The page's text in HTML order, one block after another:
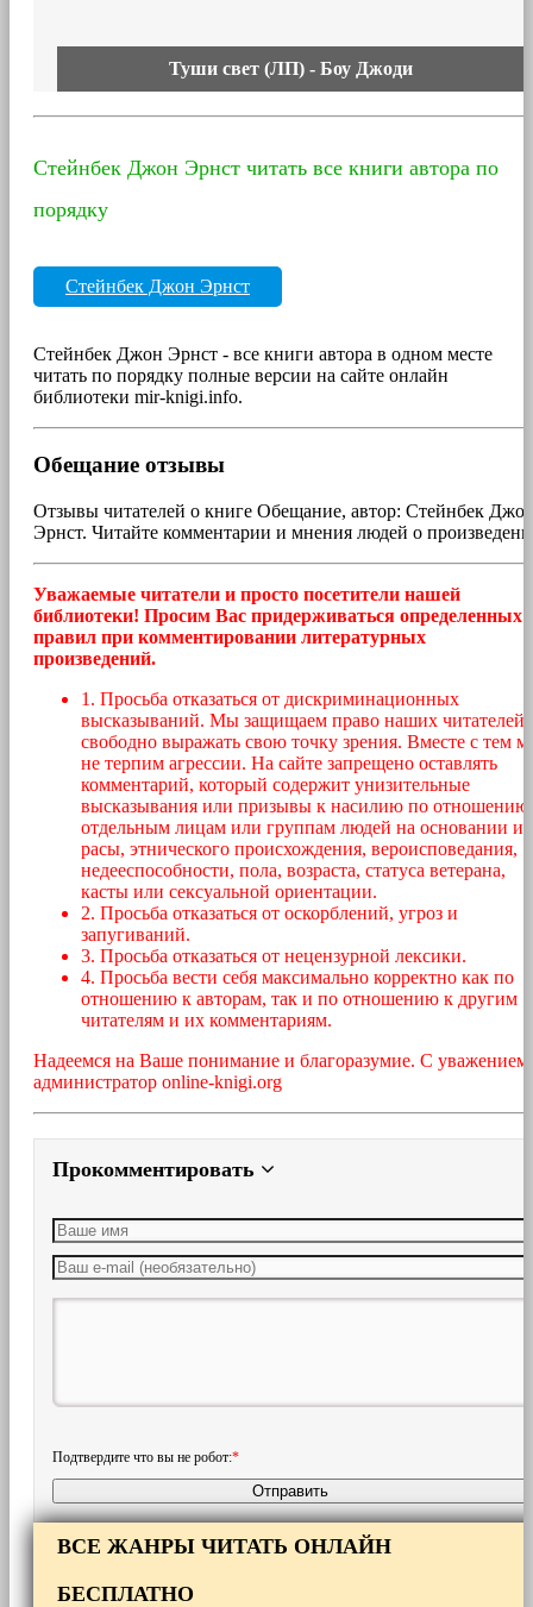
Туши свет (ЛП) - Боу Джоди
Стейнбек Джон Эрнст читать все книги автора по
порядку
Стейнбек Джон Эрнст
Стейнбек Джон Эрнст - все книги автора в одном месте
читать по порядку полные версии на сайте онлайн
библиотеки mir-knigi.info.
Обещание отзывы
Отзывы читателей о книге Обещание, автор: Стейнбек
Эрнст. Читайте комментарии и мнения людей о
Уважаемые читатели и просто посетители нашей
библиотеки! Просим Вас придерживаться определенных
правил при комментировании литературных
произведений.
1. Просьба отказаться от дискриминационных
высказываний. Мы защищаем право наших читателей
свободно выражать свою точку зрения. Вместе с тем
не терпим агрессии. На сайте запрещено оставлять
комментарий, который содержит унизительные
высказывания или призывы к насилию по отношению
отдельным лицам или группам людей на основании их
расы, этнического происхождения, вероисповедания,
недееспособности, пола, возраста, статуса ветерана,
касты или сексуальной ориентации.
2. Просьба отказаться от оскорблений, угроз и
запугиваний.
3. Просьба отказаться от нецензурной лексики.
4. Просьба вести себя максимально корректно как по
отношению к авторам, так и по отношению к другим
читателям и их комментариям.
Надеемся на Ваше понимание и благоразумие. С уважением,
администратор online-knigi.org
Прокомментировать
Подтвердите что вы не робот:*
Отправить
ВСЕ ЖАНРЫ ЧИТАТЬ ОНЛАЙН
БЕСПЛАТНО